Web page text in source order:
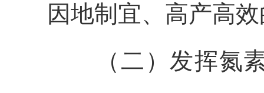
因地制宜、高产高
（二）发挥氮